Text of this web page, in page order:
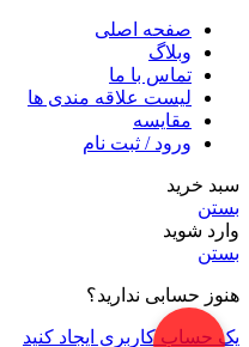
صفحه اصلی
وبلاگ
تماس با ما
لیست علاقه مندی ها
مقایسه
ورود / ثبت نام
سبد خرید
بستن
وارد شوید
بستن
هنوز حسابی ندارید؟
یک حساب کاربری ایجاد کنید